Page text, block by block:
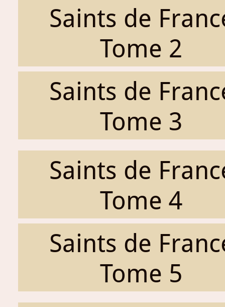
Saints de
Tome 2
Saints de
Tome 3
Saints de
Tome 4
Saints de
Tome 5